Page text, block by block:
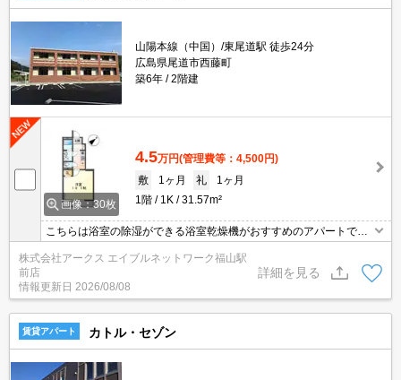
山陽本線（中国）/東尾道駅 徒歩24分
広島県尾道市西藤町
築6年
2階建
画像：30枚
4.5万円(管理費等：4,500円)
敷
1ヶ月 礼
1ヶ月
1階
1K 31.57m²
こちらは浴室の除湿ができる浴室乾燥機がおすすめのアパートで
す。モニターで来訪者を確認し、インターホンを通じて室内から会
話することができます。おかずや汁物など何品も作りたい人におす
すめな2口コンロが付いております。エアコン付きなので暑い日も
寒い日も安心して過ごせます。お風呂が好きな方に欠かせない追い
炊き機能付き。
株式会社アークス エイブルネットワーク福山駅
前店
情報更新日 2026/08/08
詳細を見る
賃貸アパート カトル・セゾン